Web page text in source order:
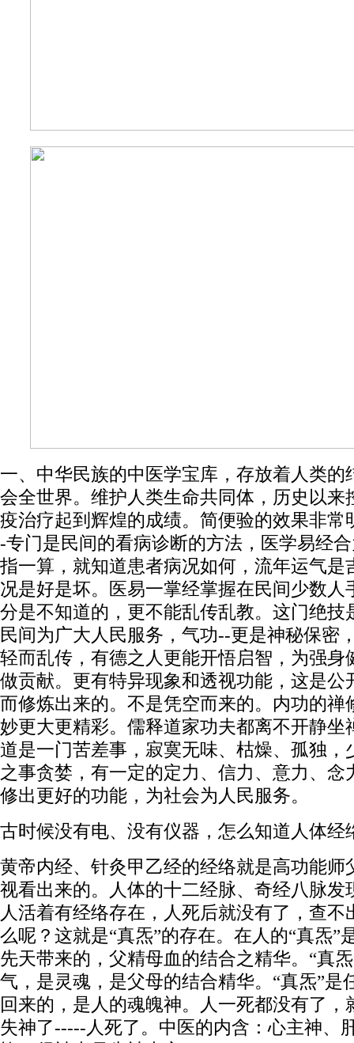
一、中华民族的中医学宝库，存放着人类的
会全世界。维护人类生命共同体，历史以来
疫治疗起到辉煌的成绩。简便验的效果非常
-专门是民间的看病诊断的方法，医学易经
指一算，就知道患者病况如何，流年运气是
况是好是坏。医易一掌经掌握在民间少数人
分是不知道的，更不能乱传乱教。这门绝技
民间为广大人民服务，气功--更是神秘保密
轻而乱传，有德之人更能开悟启智，为强身
做贡献。更有特异现象和透视功能，这是公
而修炼出来的。不是凭空而来的。内功的禅
妙更大更精彩。儒释道家功夫都离不开静坐
道是一门苦差事，寂寞无味、枯燥、孤独，
之事贪婪，有一定的定力、信力、意力、念
修出更好的功能，为社会为人民服务。
古时候没有电、没有仪器，怎么知道人体经
黄帝内经、针灸甲乙经的经络就是高功能师
视看出来的。人体的十二经脉、奇经八脉发
人活着有经络存在，人死后就没有了，查不
么呢？这就是“真炁”的存在。在人的“真炁”
先天带来的，父精母血的结合之精华。“真
气，是灵魂，是父母的结合精华。“真炁”是
回来的，是人的魂魄神。人一死都没有了，
失神了-----人死了。中医的内含：心主神、